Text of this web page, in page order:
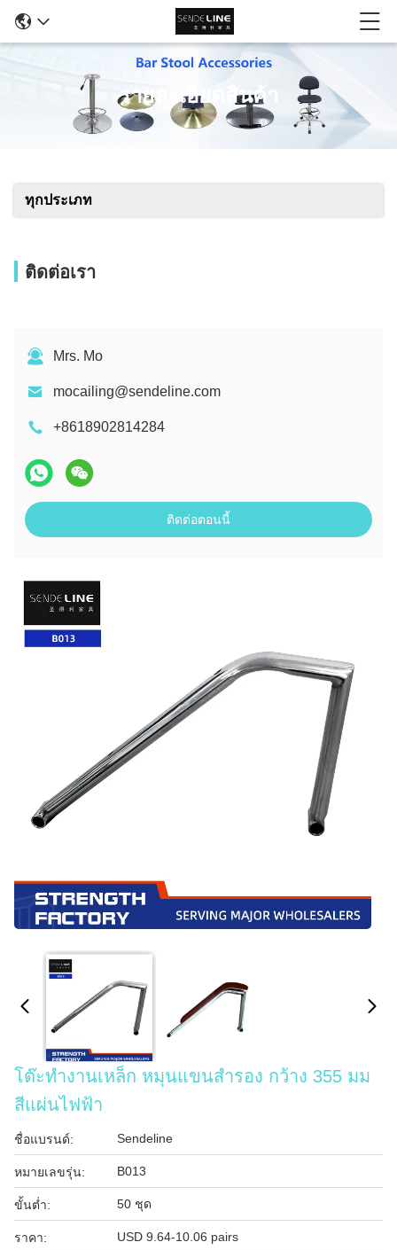
รายละเอียดสินค้า
ทุกประเภท
ติดต่อเรา
Mrs. Mo
mocailing@sendeline.com
+8618902814284
ติดต่อตอนนี้
โต๊ะทํางานเหล็ก หมุนแขนสํารอง กว้าง 355 มม
สีแผ่นไฟฟ้า
ชื่อแบรนด์: Sendeline
หมายเลขรุ่น: B013
ขั้นต่ำ: 50 ชุด
ราคา: USD 9.64-10.06 pairs